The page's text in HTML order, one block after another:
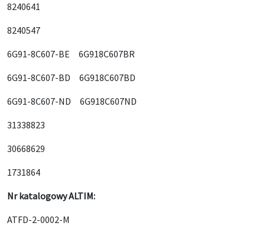
8240641
8240547
6G91-8C607-BE 6G918C607BR
6G91-8C607-BD 6G918C607BD
6G91-8C607-ND 6G918C607ND
31338823
30668629
1731864
Nr katalogowy ALTIM:
ATFD-2-0002-M